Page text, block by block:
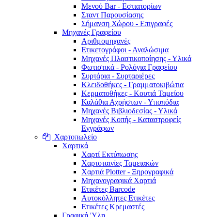
Μενού Bar - Εστιατορίων
Σταντ Παρουσίασης
Σήμανση Χώρου - Επιγραφές
Μηχανές Γραφείου
Αριθμομηχανές
Ετικετογράφοι - Αναλώσιμα
Μηχανές Πλαστικοποίησης - Υλικά
Φωτιστικά - Ρολόγια Γραφείου
Συρτάρια - Συρταριέρες
Κλειδοθήκες - Γραμματοκιβώτια
Κερματοθήκες - Κουτιά Ταμείου
Καλάθια Αχρήστων - Υποπόδια
Μηχανές Βιβλιοδεσίας - Υλικά
Μηχανές Κοπής - Καταστροφείς
Εγγράφων
Χαρτοπωλείο
Χαρτικά
Χαρτί Εκτύπωσης
Χαρτοταινίες Ταμειακών
Χαρτιά Plotter - Ξηρογραφικά
Μηχανογραφικά Χαρτιά
Ετικέτες Barcode
Αυτοκόλλητες Ετικέτες
Ετικέτες Κρεμαστές